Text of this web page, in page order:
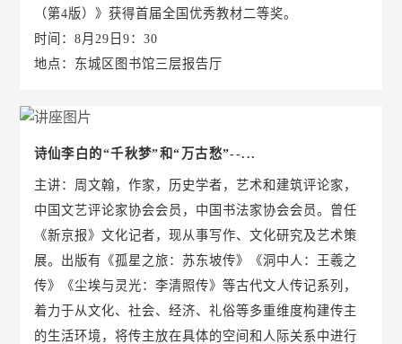
（第4版）》获得首届全国优秀教材二等奖。
时间：8月29日9：30
地点：东城区图书馆三层报告厅
诗仙李白的“千秋梦”和“万古愁”--...
主讲：周文翰，作家，历史学者，艺术和建筑评论家，
中国文艺评论家协会会员，中国书法家协会会员。曾任
《新京报》文化记者，现从事写作、文化研究及艺术策
展。出版有《孤星之旅：苏东坡传》《洞中人：王羲之
传》《尘埃与灵光：李清照传》等古代文人传记系列，
着力于从文化、社会、经济、礼俗等多重维度构建传主
的生活环境，将传主放在具体的空间和人际关系中进行